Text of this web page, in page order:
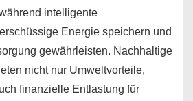
intelligente
Energie speichern und
gewährleisten. Nachhaltige
nicht nur Umweltvorteile,
finanzielle Entlastung für